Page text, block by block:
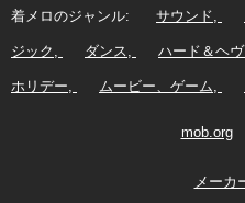
着メロのジャンル: サウンド
ジック ダンス ハード＆ヘヴ
ホリデー ムービー、ゲーム
mob.org
メーカ